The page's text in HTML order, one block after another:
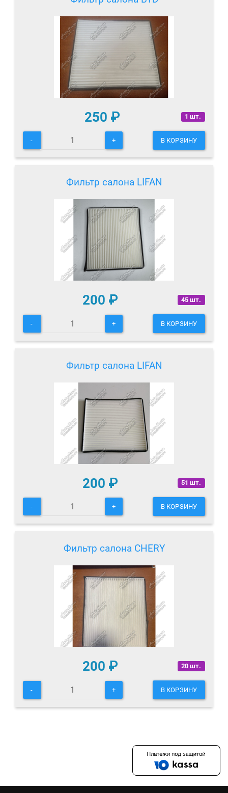
1 шт.
250 ₽
- + В КОРЗИНУ
Фильтр салона LIFAN
45 шт.
200 ₽
- + В КОРЗИНУ
Фильтр салона LIFAN
51 шт.
200 ₽
- + В КОРЗИНУ
Фильтр салона CHERY
20 шт.
200 ₽
- + В КОРЗИНУ